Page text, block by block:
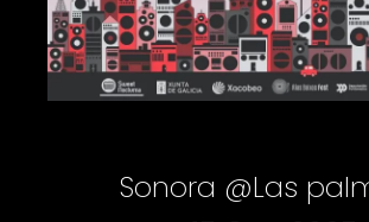
Sonora @Las